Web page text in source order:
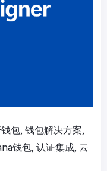
包, 钱包解决方案,
钱包, 认证集成, 云